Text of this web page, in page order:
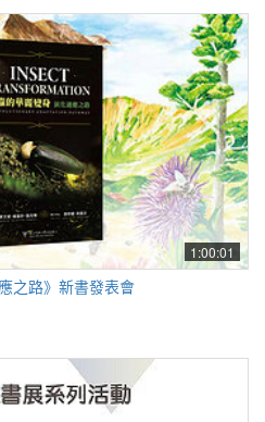
1:00:01
之路》新書發表會